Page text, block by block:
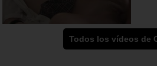
Todos los vídeos de